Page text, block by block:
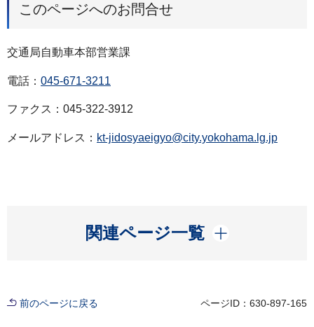
このページへのお問合せ
交通局自動車本部営業課
電話： 045-671-3211
ファクス：045-322-3912
メールアドレス： kt-jidosyaeigyo@city.yokohama.lg.jp
関連ページ一覧
開く
前のページに戻る ページID：630-897-165